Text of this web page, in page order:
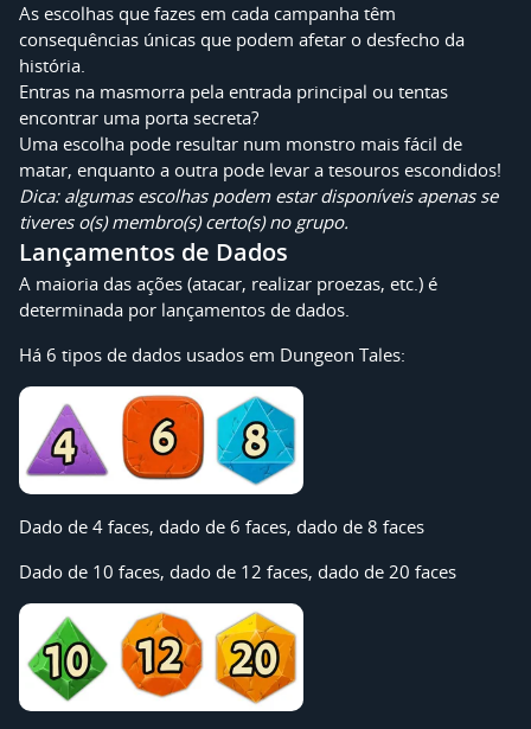
As escolhas que fazes em cada campanha têm
consequências únicas que podem afetar o desfecho da
história.
Entras na masmorra pela entrada principal ou tentas
encontrar uma porta secreta?
Uma escolha pode resultar num monstro mais fácil de
matar, enquanto a outra pode levar a tesouros escondidos!
Dica: algumas escolhas podem estar disponíveis apenas se
tiveres o(s) membro(s) certo(s) no grupo.
Lançamentos de Dados
A maioria das ações (atacar, realizar proezas, etc.) é
determinada por lançamentos de dados.
Há 6 tipos de dados usados em Dungeon Tales:
Dado de 4 faces, dado de 6 faces, dado de 8 faces
Dado de 10 faces, dado de 12 faces, dado de 20 faces